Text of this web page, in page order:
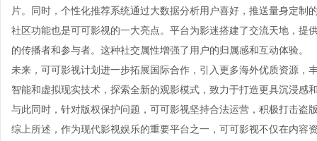
片。同时，个性化推荐系统通过大数据分析用户喜好，推送量身定制
社区功能也是可可影视的一大亮点。平台为影迷搭建了交流天地，提
的传播者和参与者。这种社交属性增强了用户的归属感和互动体验。
未来，可可影视计划进一步拓展国际合作，引入更多海外优质资源，
智能和虚拟现实技术，探索全新的观影模式，致力于打造更具沉浸感
与此同时，针对版权保护问题，可可影视坚持合法运营，积极打击盗
综上所述，作为现代影视娱乐的重要平台之一，可可影视不仅在内容